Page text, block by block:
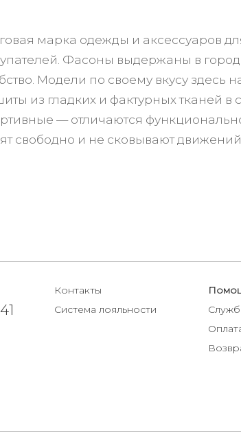
марка одежды и аксессуаров
Фасоны выдержаны в
Модели по своему вкусу здесь
из гладких и фактурных тканей
— отличаются
свободно и не сковывают движений
Контакты
Система лояльности